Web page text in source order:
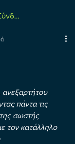
ανεξαρτήτου
πάντα τις
σωστής
τον κατάλληλο